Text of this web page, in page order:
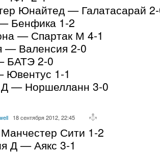
Юнайтед — Галатасарай
Бенфика 1-2
— Спартак М 4-1
— Валенсия 2-0
БАТЭ 2-0
Ювентус 1-1
— Норшелланн 3-0
18 сентября 2012, 22:45
Сити 1-2
Д — Аякс 3-1